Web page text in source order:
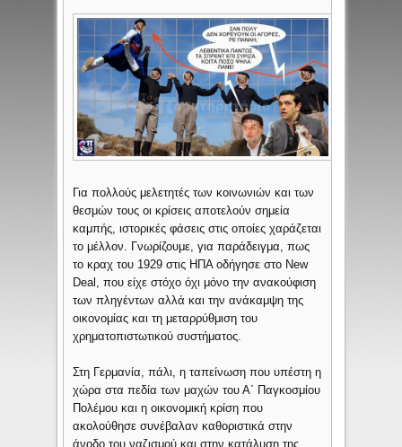
Για πολλούς μελετητές των κοινωνιών και των
θεσμών τους οι κρίσεις αποτελούν σημεία
καμπής, ιστορικές φάσεις στις οποίες χαράζεται
το μέλλον. Γνωρίζουμε, για παράδειγμα, πως
το κραχ του 1929 στις ΗΠΑ οδήγησε στο New
Deal, που είχε στόχο όχι μόνο την ανακούφιση
των πληγέντων αλλά και την ανάκαμψη της
οικονομίας και τη μεταρρύθμιση του
χρηματοπιστωτικού συστήματος.
Στη Γερμανία, πάλι, η ταπείνωση που υπέστη η
χώρα στα πεδία των μαχών του Α΄ Παγκοσμίου
Πολέμου και η οικονομική κρίση που
ακολούθησε συνέβαλαν καθοριστικά στην
άνοδο του ναζισμού και στην κατάλυση της